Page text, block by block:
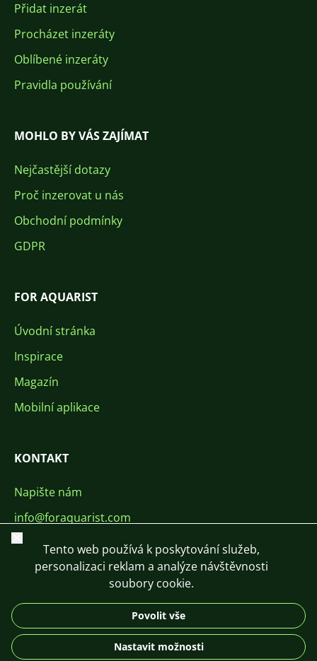
Přidat inzerát
Procházet inzeráty
Oblíbené inzeráty
Pravidla používání
MOHLO BY VÁS ZAJÍMAT
Nejčastější dotazy
Proč inzerovat u nás
Obchodní podmínky
GDPR
FOR AQUARIST
Úvodní stránka
Inspirace
Magazín
Mobilní aplikace
KONTAKT
Napište nám
info@foraquarist.com
+420 603 449 602
DE
Zavřít
Tento web používá k poskytování služeb,
personalizaci reklam a analýze návštěvnosti
soubory cookie.
Povolit vše
Nastavit možnosti